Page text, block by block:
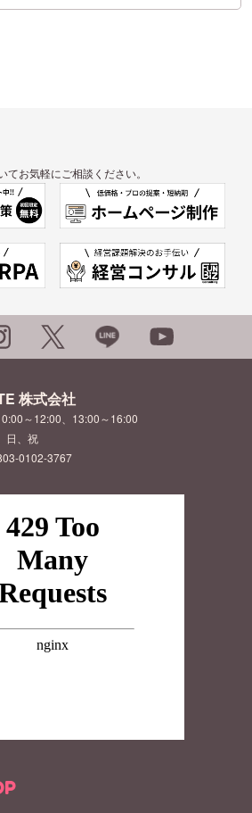
てお気軽にご相談ください。
株式会社
～12:00、13:00～16:00
日、祝
0102-3767